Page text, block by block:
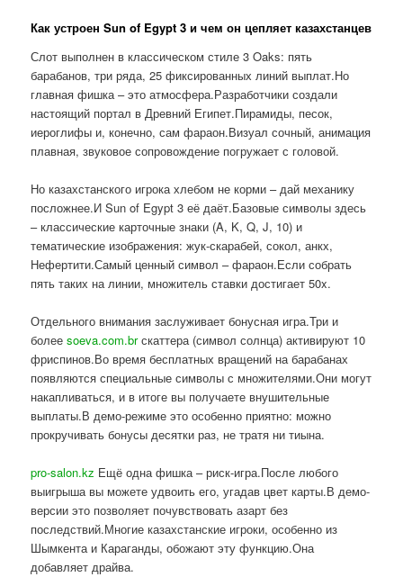
Как устроен Sun of Egypt 3 и чем он цепляет казахстанцев
Слот выполнен в классическом стиле 3 Oaks: пять
барабанов, три ряда, 25 фиксированных линий выплат.Но
главная фишка – это атмосфера.Разработчики создали
настоящий портал в Древний Египет.Пирамиды, песок,
иероглифы и, конечно, сам фараон.Визуал сочный, анимация
плавная, звуковое сопровождение погружает с головой.
Но казахстанского игрока хлебом не корми – дай механику
посложнее.И Sun of Egypt 3 её даёт.Базовые символы здесь
– классические карточные знаки (A, K, Q, J, 10) и
тематические изображения: жук-скарабей, сокол, анкх,
Нефертити.Самый ценный символ – фараон.Если собрать
пять таких на линии, множитель ставки достигает 50x.
Отдельного внимания заслуживает бонусная игра.Три и
болееsoeva.com.brскаттера (символ солнца) активируют 10
фриспинов.Во время бесплатных вращений на барабанах
появляются специальные символы с множителями.Они могут
накапливаться, и в итоге вы получаете внушительные
выплаты.В демо-режиме это особенно приятно: можно
прокручивать бонусы десятки раз, не тратя ни тиына.
pro-salon.kz Ещё одна фишка – риск-игра.После любого
выигрыша вы можете удвоить его, угадав цвет карты.В демо-
версии это позволяет почувствовать азарт без
последствий.Многие казахстанские игроки, особенно из
Шымкента и Караганды, обожают эту функцию.Она
добавляет драйва.